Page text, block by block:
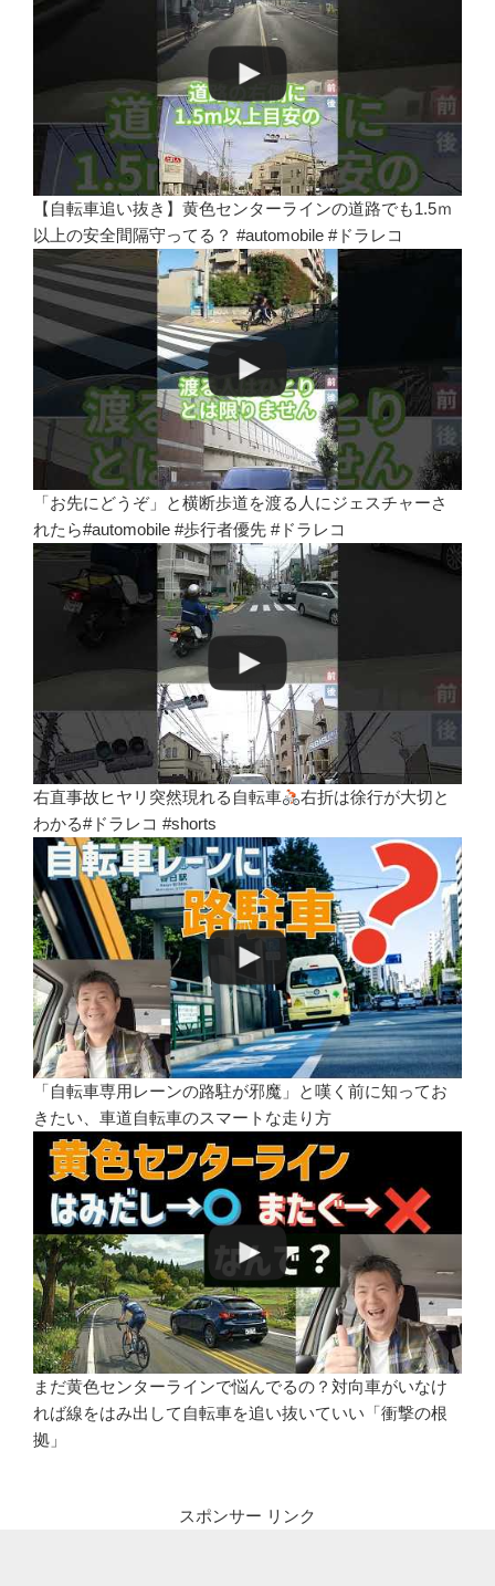
【自転車追い抜き】黄色センターラインの道路でも1.5ｍ
以上の安全間隔守ってる？ #automobile #ドラレコ
「お先にどうぞ」と横断歩道を渡る人にジェスチャーさ
れたら#automobile #歩行者優先 #ドラレコ
右直事故ヒヤリ突然現れる自転車
右折は徐行が大切と
わかる#ドラレコ #shorts
「自転車専用レーンの路駐が邪魔」と嘆く前に知ってお
きたい、車道自転車のスマートな走り方
まだ黄色センターラインで悩んでるの？対向車がいなけ
れば線をはみ出して自転車を追い抜いていい「衝撃の根
拠」
スポンサー リンク